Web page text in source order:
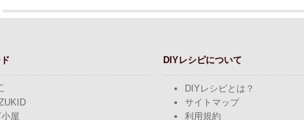
屋
DIYレシピについて
DIYレシピとは？
サイトマップ
利用規約